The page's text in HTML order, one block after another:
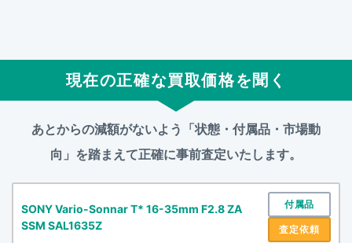
現在の正確な買取価格を聞く
あとからの減額がないよう「状態・付属品・市場動
向」を踏まえて正確に事前査定いたします。
SONY Vario-Sonnar T* 16-35mm F2.8 ZA
SSM SAL1635Z
付属品
査定依頼